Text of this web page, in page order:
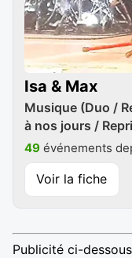
Isa & Max
Musique (Duo /
à nos jours /
49 événements
Voir la fiche
Publicité ci-